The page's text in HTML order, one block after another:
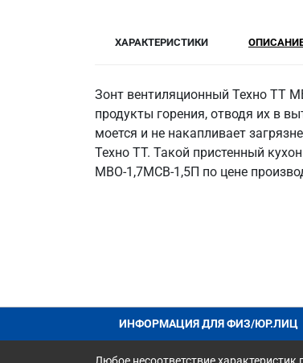
ХАРАКТЕРИСТИКИ
Зонт вентиляционный Техно ТТ
продукты горения, отводя их в
моется и не накапливает
Техно ТТ. Такой пристенный
МВО-1,7МСВ-1,5П по цене
ИНФОРМАЦИЯ ДЛЯ ФИЗ/ЮР.ЛИЦ